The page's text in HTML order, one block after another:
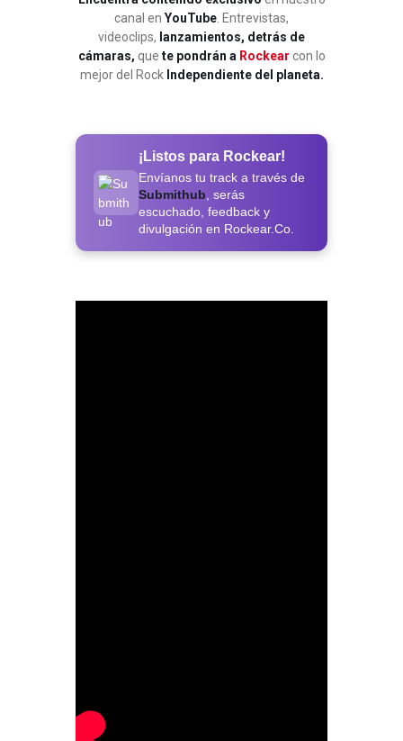
canal en YouTube . Entrevistas,
videoclips, lanzamientos, detrás de
cámaras, que te pondrán a Rockear con lo
mejor del Rock Independiente del planeta.
¡Listos para Rockear!
Envíanos tu track a través de
Submithub, serás
escuchado, feedback y
divulgación en Rockear.Co.